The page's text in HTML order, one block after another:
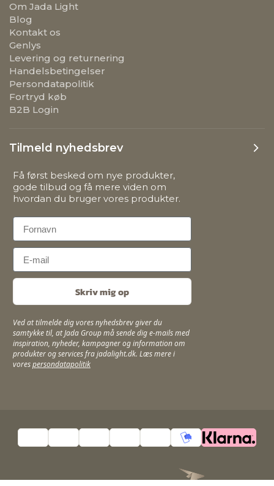
Om Jada Light
Blog
Kontakt os
Genlys
Levering og returnering
Handelsbetingelser
Persondatapolitik
Fortryd køb
B2B Login
Tilmeld nyhedsbrev
Få først besked om nye produkter,
gode tilbud og få mere viden om
hvordan du bruger vores produkter.
First Name
Email
Skriv mig op
Ved at tilmelde dig vores nyhedsbrev giver du
samtykke til, at Jada Group må sende dig e-mails med
inspiration, nyheder, kampagner og information om
produkter og services fra jadalight.dk. Læs mere i
vorespersondatapolitik